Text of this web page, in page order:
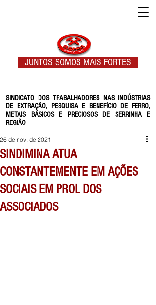
SINDICATO DOS TRABALHADORES NAS INDÚSTRIAS
DE EXTRAÇÃO, PESQUISA E BENEFÍCIO DE FERRO,
METAIS BÁSICOS E PRECIOSOS DE SERRINHA E
REGIÃO
JUNTOS SOMOS MAIS FORTES
SINDIMINA ATUA
CONSTANTEMENTE EM AÇÕES
SOCIAIS EM PROL DOS
ASSOCIADOS
26 de nov. de 2021